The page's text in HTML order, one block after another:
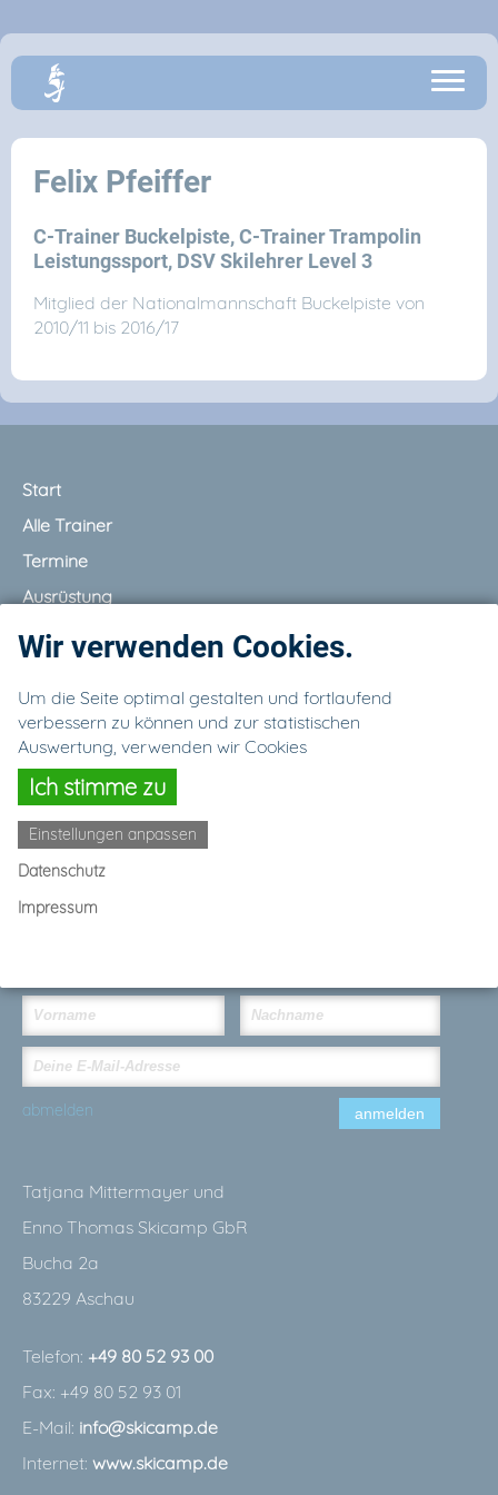
Felix Pfeiffer
C-Trainer Buckelpiste, C-Trainer Trampolin
Leistungssport, DSV Skilehrer Level 3
Mitglied der Nationalmannschaft Buckelpiste von
2010/11 bis 2016/17
Start
Alle Trainer
Termine
Ausrüstung
Partner
Kontakt
Impressum
Datenschutz
anmelden
abmelden
Tatjana Mittermayer und
Enno Thomas Skicamp GbR
Bucha 2a
83229 Aschau
Telefon: +49 80 52 93 00
Fax: +49 80 52 93 01
E-Mail: info@skicamp.de
Internet: www.skicamp.de
Wir verwenden Cookies.
Um die Seite optimal gestalten und fortlaufend
verbessern zu können und zur statistischen
Auswertung, verwenden wir Cookies
Ich stimme zu
Einstellungen anpassen
Datenschutz
Impressum